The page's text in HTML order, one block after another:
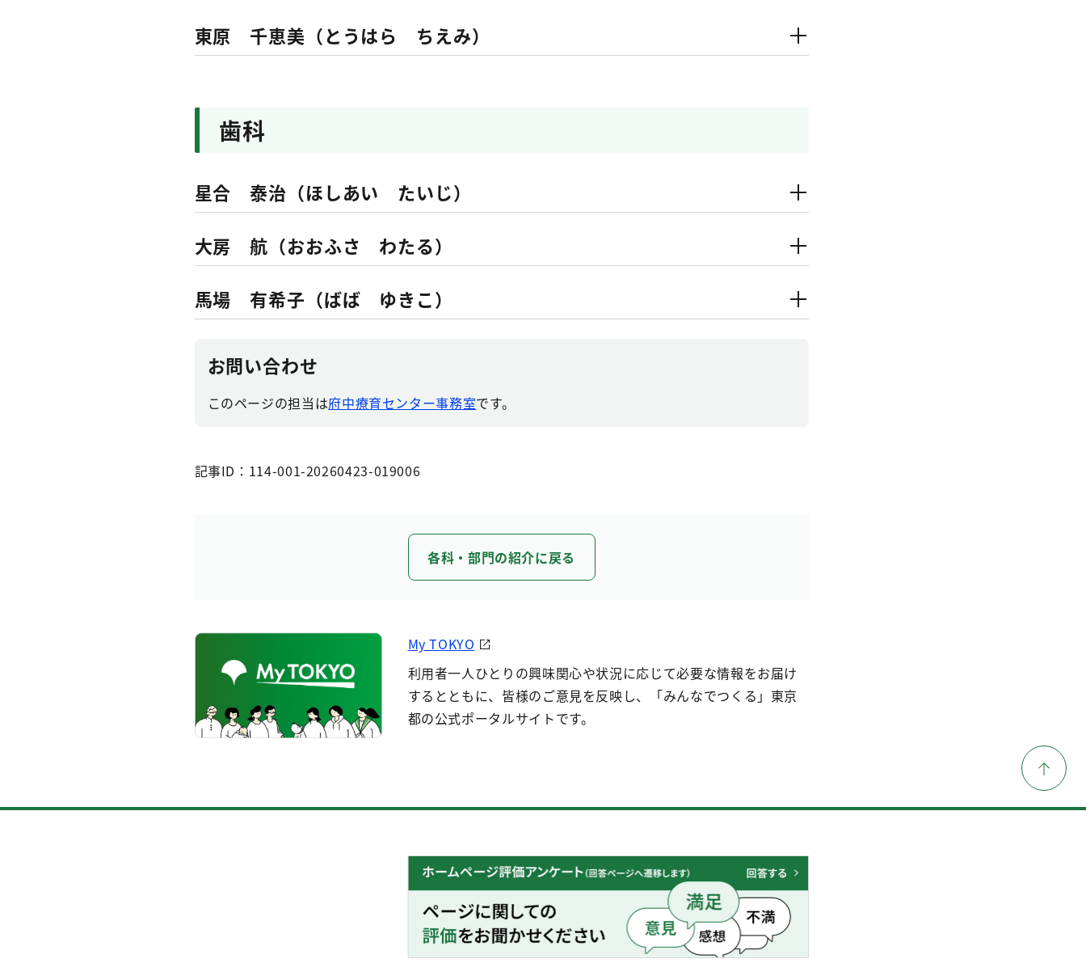
東原 千恵美（とうはら ちえみ）
歯科
星合 泰治（ほしあい たいじ）
大房 航（おおふさ わたる）
馬場 有希子（ばば ゆきこ）
お問い合わせ
このページの担当は府中療育センター事務室です。
記事ID：114-001-20260423-019006
各科・部門の紹介に戻る
My TOKYO
利用者一人ひとりの興味関心や状況に応じて必要な情報をお届け
するとともに、皆様のご意見を反映し、「みんなでつくる」東京
都の公式ポータルサイトです。